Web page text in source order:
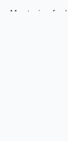
Montering fra